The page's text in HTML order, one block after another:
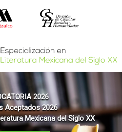
2026
Aceptados 2026
Mexicana del Siglo XX